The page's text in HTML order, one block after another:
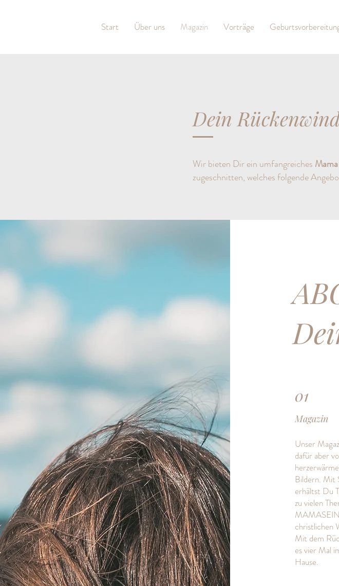
Start Über uns Magazin Vorträge
Dein
Wir bieten Dir ein umfangreiches
zugeschnitten, welches folgende
01
Magazin
Unser
dafür aber
Bildern.
erhältst Du
zu vielen
christlichen
Mit dem
es vier Mal
Hause.